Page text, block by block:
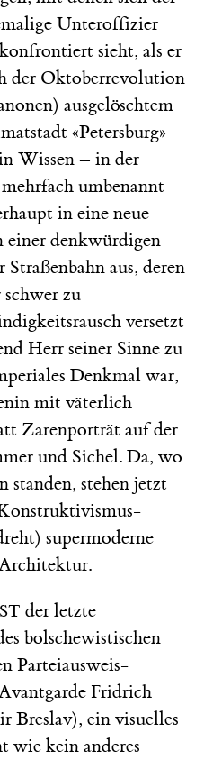
Unteroffizier
sieht, als er
der Oktoberrevolution
ausgelöschtem
«Petersburg»
Wissen – in der
umbenannt
in eine neue
denkwürdigen
Straßenbahn aus, deren
zu
versetzt
Herr seiner Sinne zu
Denkmal war,
mit väterlich
Zarenporträt auf der
und Sichel. Da, wo
standen, stehen jetzt
supermoderne
der letzte
bolschewistischen
Parteiausweis-
Fridrich
Breslav), ein visuelles
wie kein anderes